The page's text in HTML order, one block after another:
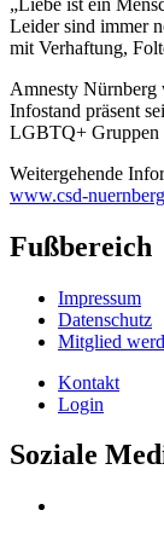
Leider sind immer
mit Verhaftung,
Amnesty Nürnberg
Infostand präsent
LGBTQ+ Gruppen
Weitergehende
www.csd-
Fußbereich
Impressum
Datenschutz
Mitglied
Kontakt
Login
Soziale